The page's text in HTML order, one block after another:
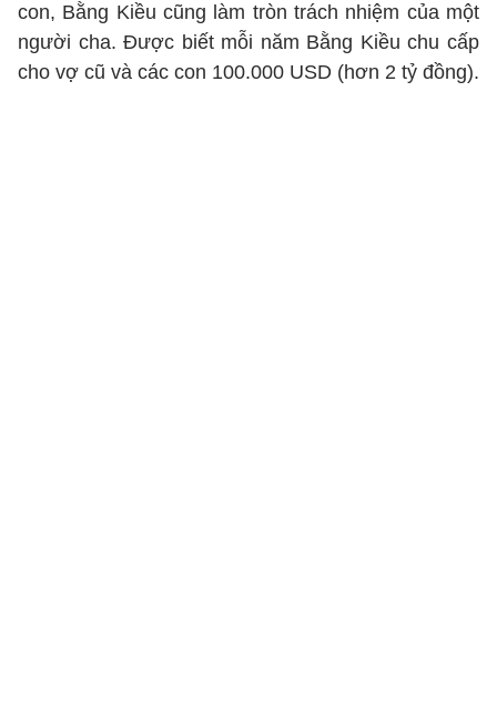
con, Bằng Kiều cũng làm tròn trách nhiệm của một
người cha. Được biết mỗi năm Bằng Kiều chu cấp
cho vợ cũ và các con 100.000 USD (hơn 2 tỷ đồng).